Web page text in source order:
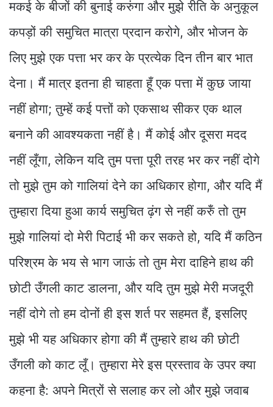
मकई के बीजों की बुनाई करुंगा और मुझे रीति के अनुकूल
कपड़ों की समुचित मात्रा प्रदान करोगे, और भोजन के
लिए मुझे एक पत्ता भर कर के प्रत्येक दिन तीन बार भात
देना। मैं मात्र इतना ही चाहता हूँ एक पत्ता में कुछ जाया
नहीं होगा; तुम्हें कई पत्तों को एकसाथ सीकर एक थाल
बनाने की आवश्यकता नहीं है। मैं कोई और दूसरा मदद
नहीं लूँगा, लेकिन यदि तुम पत्ता पूरी तरह भर कर नहीं दोगे
तो मुझे तुम को गालियां देने का अधिकार होगा, और यदि मैं
तुम्हारा दिया हुआ कार्य समुचित ढ़ंग से नहीं करुँ तो तुम
मुझे गालियां दो मेरी पिटाई भी कर सकते हो, यदि मैं कठिन
परिश्रम के भय से भाग जाऊं तो तुम मेरा दाहिने हाथ की
छोटी उँगली काट डालना, और यदि तुम मुझे मेरी मजदूरी
नहीं दोगे तो हम दोनों ही इस शर्त पर सहमत हैं, इसलिए
मुझे भी यह अधिकार होगा की मैं तुम्हारे हाथ की छोटी
उँगली को काट लूँ। तुम्हारा मेरे इस प्रस्ताव के उपर क्या
कहना है: अपने मित्रों से सलाह कर लो और मुझे जवाब